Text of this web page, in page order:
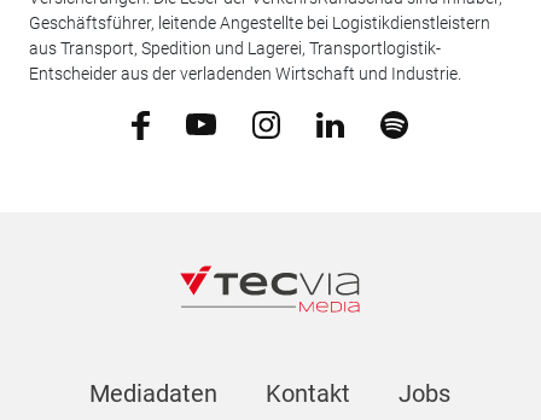
Geschäftsführer, leitende Angestellte bei Logistikdienstleistern
aus Transport, Spedition und Lagerei, Transportlogistik-
Entscheider aus der verladenden Wirtschaft und Industrie.
Mediadaten Kontakt Jobs